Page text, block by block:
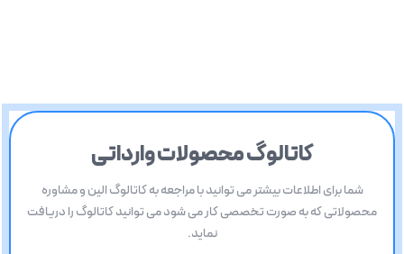
کاتالوگ محصولات وارداتی
شما برای اطلاعات بیشتر می توانید با مراجعه به کاتالوگ الین و مشاوره
محصولاتی که به صورت تخصصی کار می شود می توانید کاتالوگ را دریافت
نماید.